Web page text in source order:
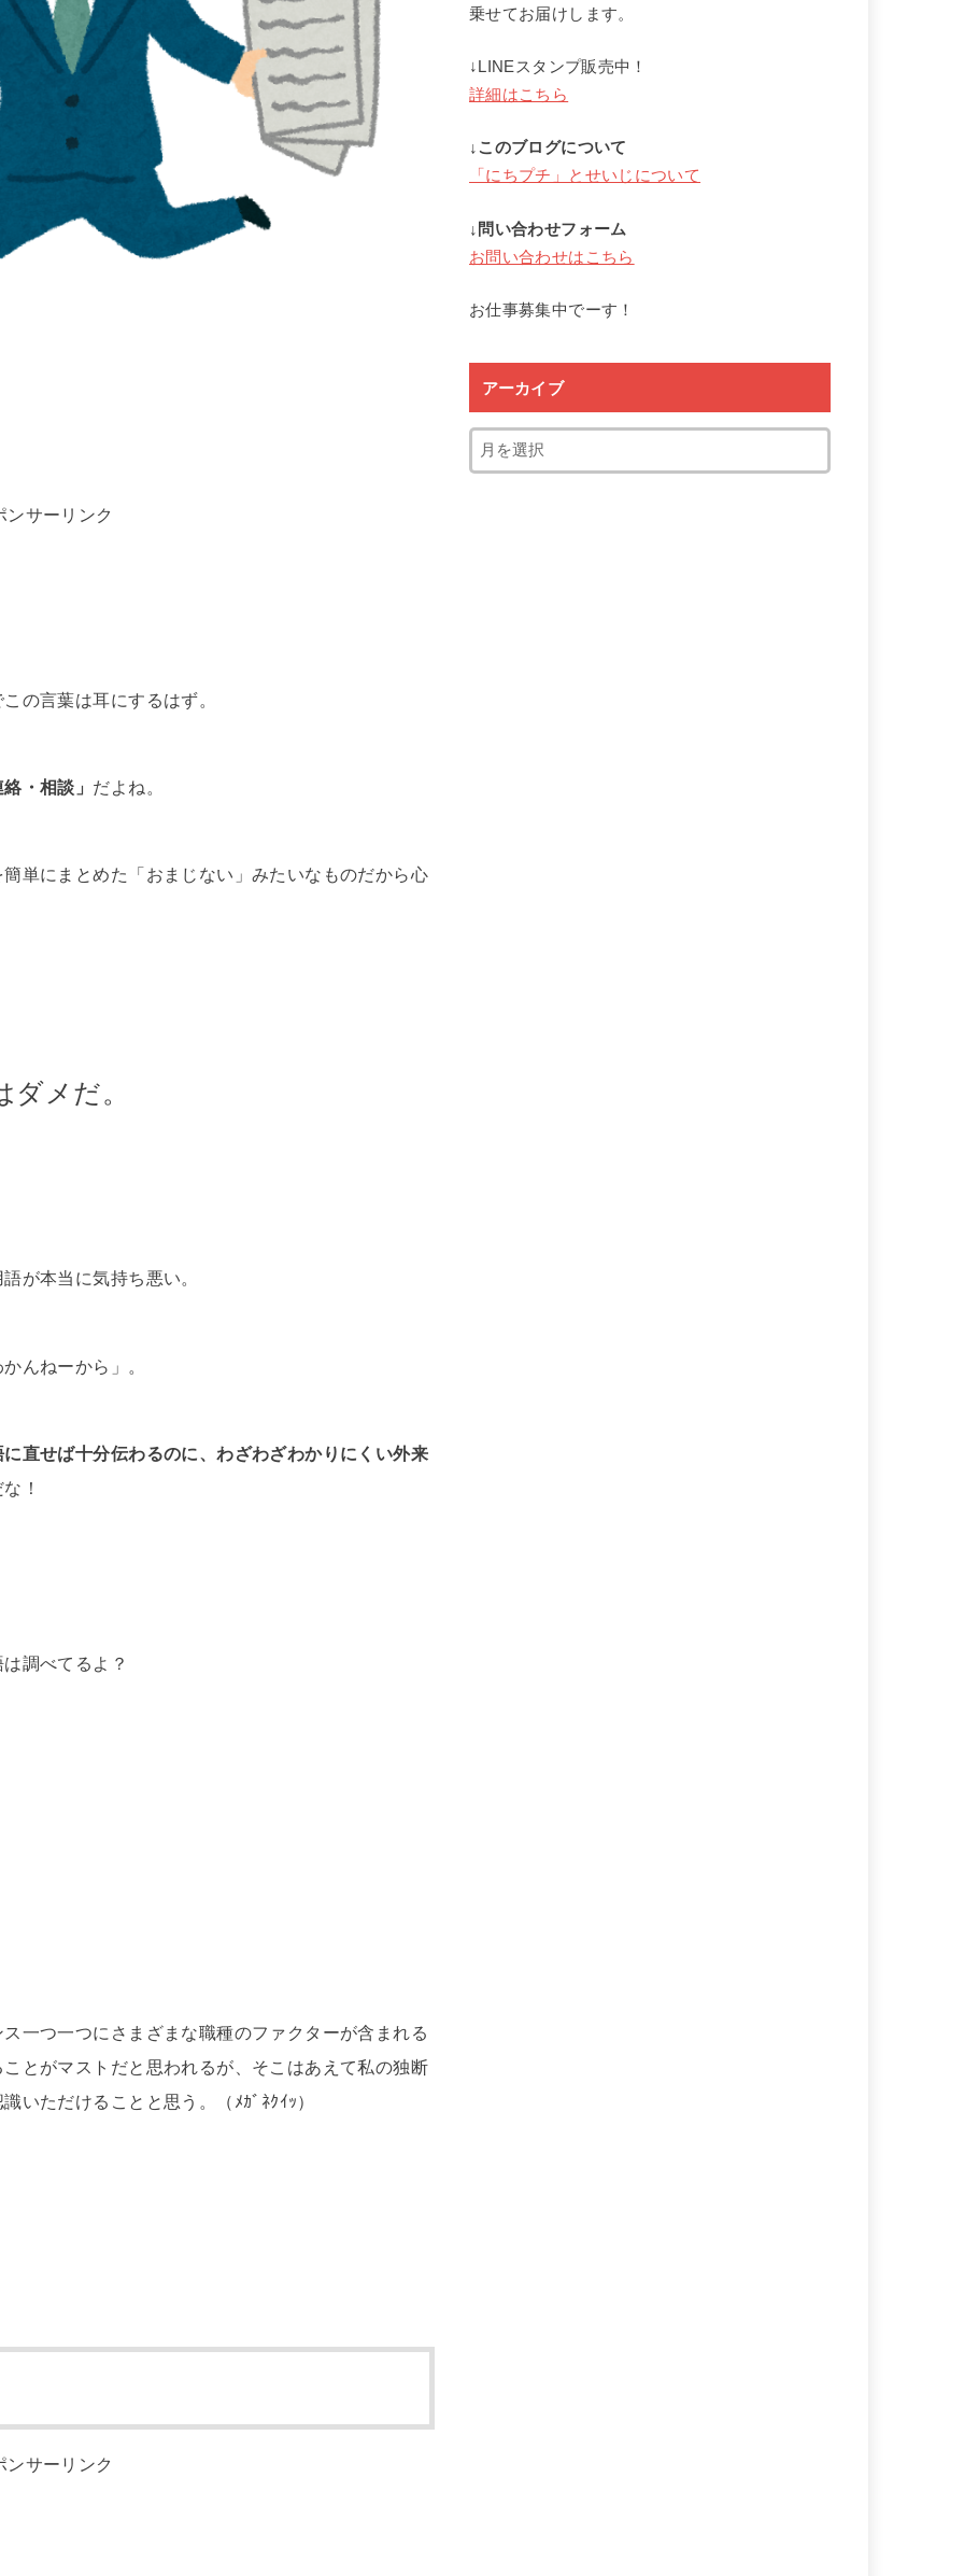
ンサーリンク
の言葉は耳にするはず。
・相談」 だよね。
単にまとめた「おまじない」みたいなものだから心
メだ。
が本当に気持ち悪い。
んねーから」。
直せば十分伝わるのに、わざわざわかりにくい外来
！
調べてるよ？
一つ一つにさまざまな職種のファクターが含まれる
とがマストだと思われるが、そこはあえて私の独断
いただけることと思う。（ﾒｶﾞﾈｸｲｯ）
ンサーリンク
乗せてお届けします。
↓LINEスタンプ販売中！
詳細はこちら
↓このブログについて
「にちプチ」とせいじについて
↓問い合わせフォーム
お問い合わせはこちら
お仕事募集中でーす！
アーカイブ